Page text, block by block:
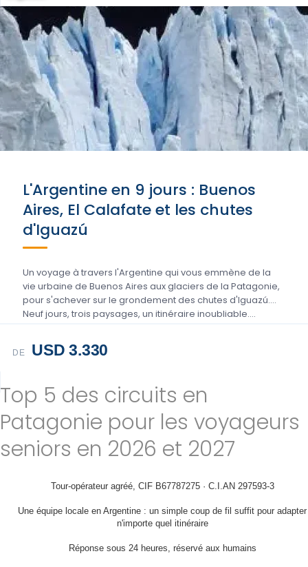
L'Argentine en 9 jours : Buenos
Aires, El Calafate et les chutes
d'Iguazú
Un voyage à travers l'Argentine qui vous emmène de la
vie urbaine de Buenos Aires aux glaciers de la Patagonie,
pour s'achever sur le grondement des chutes d'Iguazú.
Neuf jours, trois paysages, un itinéraire inoubliable….
DE USD 3.330
Top 5 des circuits en
Patagonie pour les voyageurs
seniors en 2026 et 2027
Tour-opérateur agréé, CIF B67787275 · C.I.AN 297593-3
Une équipe locale en Argentine : un simple coup de fil suffit pour adapter
n'importe quel itinéraire
Réponse sous 24 heures, réservé aux humains